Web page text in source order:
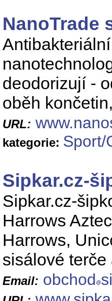
NanoTrade
deodorizují -
oběh
URL:
kategorie: Sport/
Sipkar.cz-
Sipkar.cz-
Harrows
Harrows,
sisálové
Email: obchod